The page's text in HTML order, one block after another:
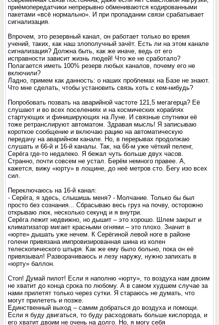
приёмопередатчики непрерывно обмениваются кодированными
пакетами «всё нормально». И при пропадании связи срабатывает
сигнализация.
Впрочем, это резервный канал, он работает только во время
учений, таких, как наш злополучный зачёт. Есть ли на этом канале
сигнализация? Должна быть, как же иначе, ведь от его
исправности зависит жизнь людей! Что же не сработало?
Полагается иметь 100% резерв любых каналов, почему его не
включили?
Ладно, примем как данность: о наших проблемах на Базе не знают.
Что мне сделать, чтобы установить связь хоть с кем-нибудь?
Попробовать позвать на аварийной частоте 121,5 мегагерца? Её
слушают и во всех поселениях и на космических кораблях
стартующих и финиширующих на Луне. И связные спутники её
тоже ретранслируют автоматом. Здравая мысль! Я записываю
короткое сообщение и включаю рацию на автоматическую
передачу на аварийном канале. Но, в перерывах продолжаю
слушать и 66-й и 16-й каналы. Так, на 66-м уже чёткий пеленг,
Серёга где-то недалеко. Я бежал чуть больше двух часов.
Странно, почти совсем не устал. Берём немного правее. А,
кажется, вижу «юрту» в лощине, до неё метров сто. Бегу изо всех
сил.
Переключаюсь на 16-й канал:
- Серёга, я здесь, слышишь меня? - Молчание. Только бы был
просто без сознания... Сбрасываю весь груз на почву, осторожно
открываю люк, несколько секунд и я внутри.
Серёга лежит недвижно, но дышит – это хорошо. Шлем закрыт и
климатизатор мигает красными огнями – это плохо. Значит в
«юрте» дышать уже нечем. К Серёгиной левой ноге в районе
голени привязана импровизированная шина из колен
телескопического штыря. Как же ему было больно, пока он её
привязывал! Разворачиваюсь и лезу наружу, нужно запихать в
«юрту» баллон.
Стоп! Думай пилот! Если я наполню «юрту», то воздуха нам двоим
не хватит до конца срока по любому. А в самом худшем случае за
нами прилетят только через сутки. Я стараюсь не думать, что
могут прилететь и позже.
Единственный выход – самим добраться до воздуха и помощи.
Если я буду двигаться, то буду расходовать больше кислорода, и
его хватит двоим не очень на долго. Но, я могу себя